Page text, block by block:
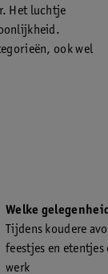
Het luchtje
ook wel
Welke
Tijdens koudere
feestjes en etentjes
werk